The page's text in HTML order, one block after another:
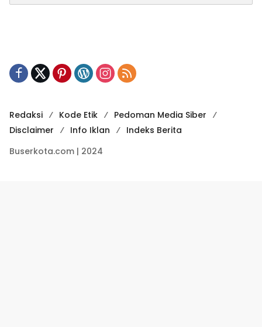
Redaksi Kode Etik
Pedoman Media Siber
Disclaimer
Info Iklan
Indeks Berita
Buserkota.com | 2024